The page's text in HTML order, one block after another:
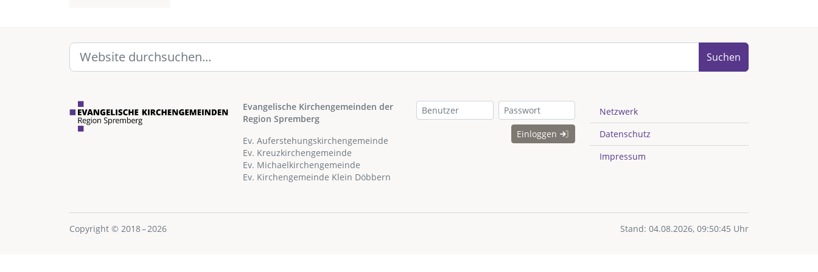
Suchen
Evangelische Kirchengemeinden der
Region Spremberg
Ev. Auferstehungskirchengemeinde
Ev. Kreuzkirchengemeinde
Ev. Michaelkirchengemeinde
Ev. Kirchengemeinde Klein Döbbern
Einloggen
Netzwerk
Datenschutz
Impressum
Copyright © 2018 – 2026 Stand: 04.08.2026, 09:50:45 Uhr